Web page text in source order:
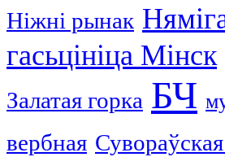
Ніжні рынак
гасьцініца Мінск
Залатая горка БЧ
вербная